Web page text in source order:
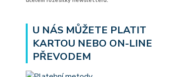
U NÁS MŮŽETE PLATIT
KARTOU NEBO ON-LINE
PŘEVODEM